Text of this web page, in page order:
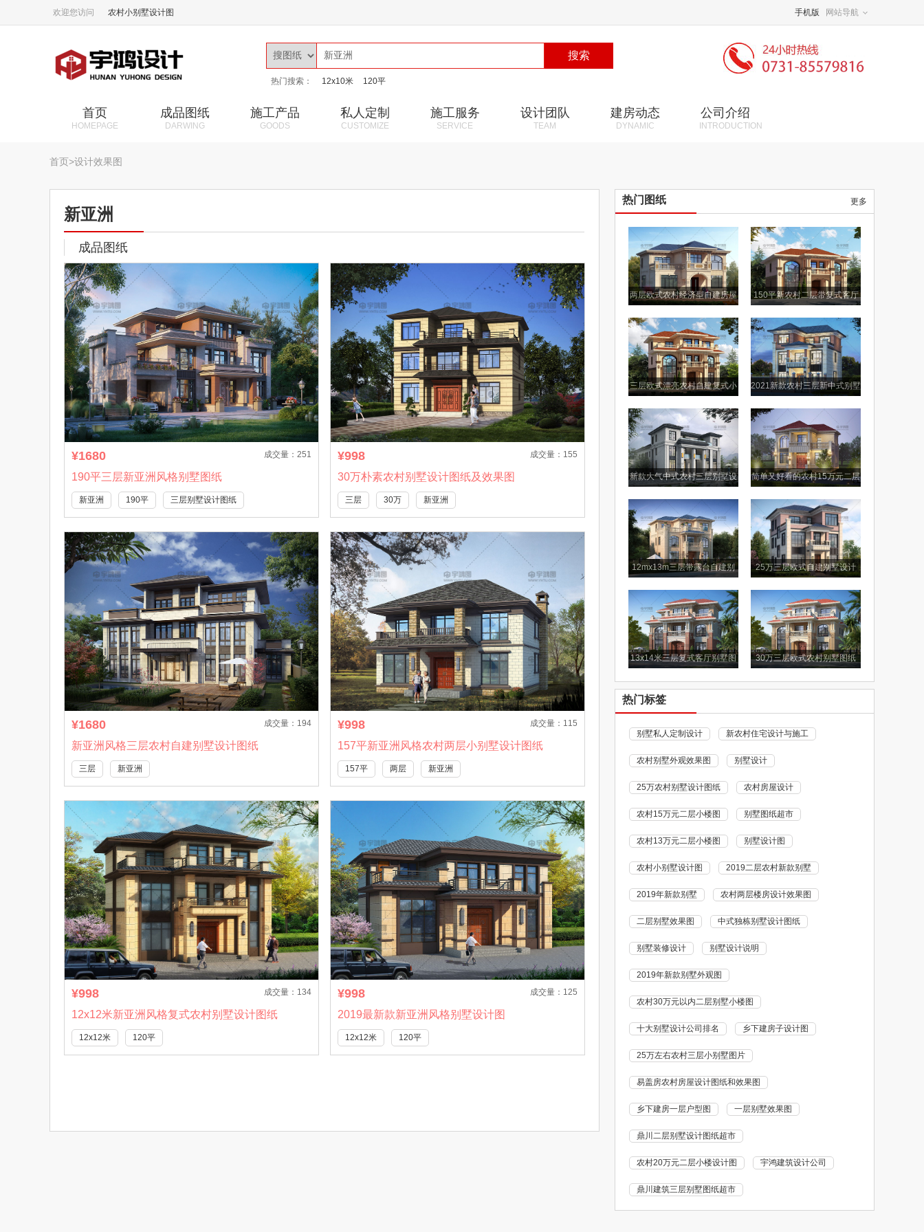
欢迎您访问 农村小别墅设计图 手机版 网站导航
搜索
热门搜索： 12x10米 120平
首页
HOMEPAGE
成品图纸
DARWING
施工产品
GOODS
私人定制
CUSTOMIZE
施工服务
SERVICE
设计团队
TEAM
建房动态
DYNAMIC
公司介绍
INTRODUCTION
首页>设计效果图
新亚洲
成品图纸
¥1680 成交量：251
190平三层新亚洲风格别墅图纸
新亚洲 190平 三层别墅设计图纸
¥998 成交量：155
30万朴素农村别墅设计图纸及效果图
三层 30万 新亚洲
¥1680 成交量：194
新亚洲风格三层农村自建别墅设计图纸
三层 新亚洲
¥998 成交量：115
157平新亚洲风格农村两层小别墅设计图纸
157平 两层 新亚洲
¥998 成交量：134
12x12米新亚洲风格复式农村别墅设计图纸
12x12米 120平
¥998 成交量：125
2019最新款新亚洲风格别墅设计图
12x12米 120平
热门图纸 更多
两层欧式农村经济型自建房屋
150平新农村二层带复式客厅
三层欧式漂亮农村自建复式小
2021新款农村三层新中式别墅
新款大气中式农村三层别墅设
简单又好看的农村15万元二层
12mx13m三层带露台自建别
25万三层欧式自建别墅设计
13x14米三层复式客厅别墅图
30万三层欧式农村别墅图纸
热门标签
别墅私人定制设计 新农村住宅设计与施工
农村别墅外观效果图 别墅设计
25万农村别墅设计图纸 农村房屋设计
农村15万元二层小楼图 别墅图纸超市
农村13万元二层小楼图 别墅设计图
农村小别墅设计图 2019二层农村新款别墅
2019年新款别墅 农村两层楼房设计效果图
二层别墅效果图 中式独栋别墅设计图纸
别墅装修设计 别墅设计说明
2019年新款别墅外观图
农村30万元以内二层别墅小楼图
十大别墅设计公司排名 乡下建房子设计图
25万左右农村三层小别墅图片
易盖房农村房屋设计图纸和效果图
乡下建房一层户型图 一层别墅效果图
鼎川二层别墅设计图纸超市
农村20万元二层小楼设计图 宇鸿建筑设计公司
鼎川建筑三层别墅图纸超市